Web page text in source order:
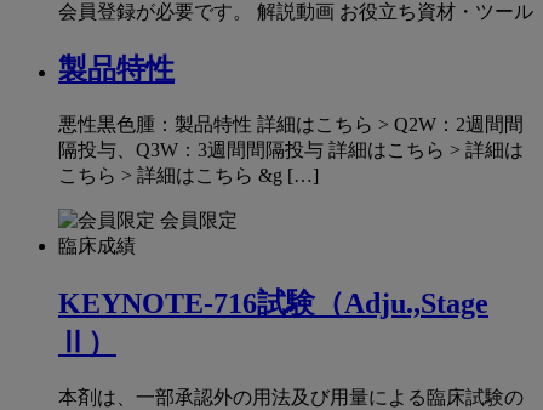
会員登録が必要です。 解説動画 お役立ち資材・ツール
製品特性
悪性黒色腫：製品特性 詳細はこちら > Q2W：2週間間
隔投与、Q3W：3週間間隔投与 詳細はこちら > 詳細は
こちら > 詳細はこちら &g […]
会員限定
臨床成績
KEYNOTE-716試験（Adju.,Stage
Ⅱ）
本剤は、一部承認外の用法及び用量による臨床試験の